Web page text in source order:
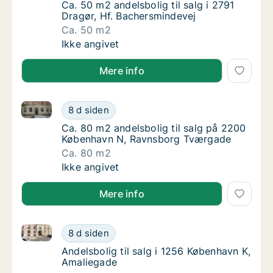
Ca. 50 m2 andelsbolig til salg i 2791
Ca. 50 m2 andelsbolig til salg i 2791
Dragør, Hf. Bachersmindevej
Ca. 50 m2
Ca. 50 m2 andelsbolig til salg i 2791
Ikke angivet
Mere info
Ca. 80 m2 andelsbolig til salg på 2200
8 d siden
Ca. 80 m2 andelsbolig til salg på 2200 København
Ca. 80 m2 andelsbolig til salg på 2200
Ca. 80 m2 andelsbolig til salg på 2200
København N, Ravnsborg Tværgade
Ca. 80 m2
Ca. 80 m2 andelsbolig til salg på 2200
Ikke angivet
Mere info
Andelsbolig til salg i 1256 København K,
8 d siden
Andelsbolig til salg i 1256 København K, Amaliegade
Andelsbolig til salg i 1256 København K,
Andelsbolig til salg i 1256 København K,
Amaliegade